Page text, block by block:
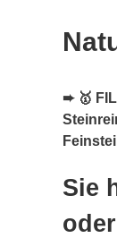
➨ 🥇
Sie